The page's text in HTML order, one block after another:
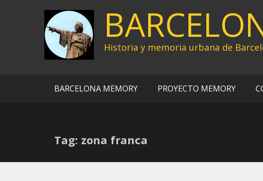
Historia y memoria urbana de
BARCELONA MEMORY PROYECTO MEMORY
Tag: zona franca